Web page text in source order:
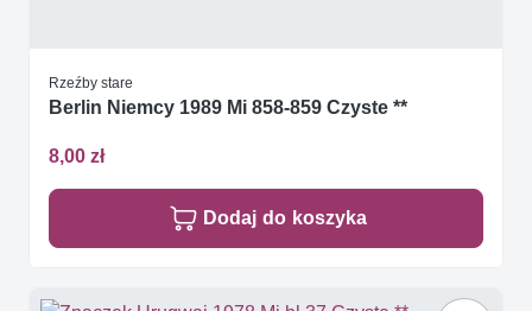
Rzeźby stare
Berlin Niemcy 1989 Mi 858-859 Czyste **
8,00 zł
Dodaj do koszyka